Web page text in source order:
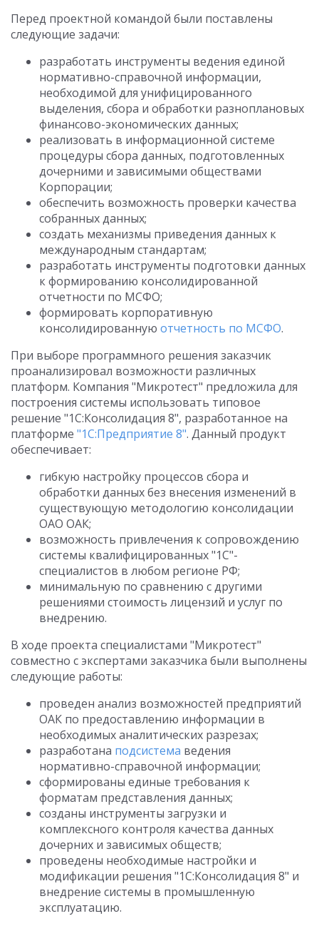
Перед проектной командой были поставлены
следующие задачи:
разработать инструменты ведения единой
нормативно-справочной информации,
необходимой для унифицированного
выделения, сбора и обработки разноплановых
финансово-экономических данных;
реализовать в информационной системе
процедуры сбора данных, подготовленных
дочерними и зависимыми обществами
Корпорации;
обеспечить возможность проверки качества
собранных данных;
создать механизмы приведения данных к
международным стандартам;
разработать инструменты подготовки данных
к формированию консолидированной
отчетности по МСФО;
формировать корпоративную
консолидированную отчетность по МСФО.
При выборе программного решения заказчик
проанализировал возможности различных
платформ. Компания "Микротест" предложила для
построения системы использовать типовое
решение "1С:Консолидация 8", разработанное на
платформе "1С:Предприятие 8". Данный продукт
обеспечивает:
гибкую настройку процессов сбора и
обработки данных без внесения изменений в
существующую методологию консолидации
ОАО ОАК;
возможность привлечения к сопровождению
системы квалифицированных "1С"-
специалистов в любом регионе РФ;
минимальную по сравнению с другими
решениями стоимость лицензий и услуг по
внедрению.
В ходе проекта специалистами "Микротест"
совместно с экспертами заказчика были выполнены
следующие работы:
проведен анализ возможностей предприятий
ОАК по предоставлению информации в
необходимых аналитических разрезах;
разработана подсистема ведения
нормативно-справочной информации;
сформированы единые требования к
форматам представления данных;
созданы инструменты загрузки и
комплексного контроля качества данных
дочерних и зависимых обществ;
проведены необходимые настройки и
модификации решения "1С:Консолидация 8" и
внедрение системы в промышленную
эксплуатацию.